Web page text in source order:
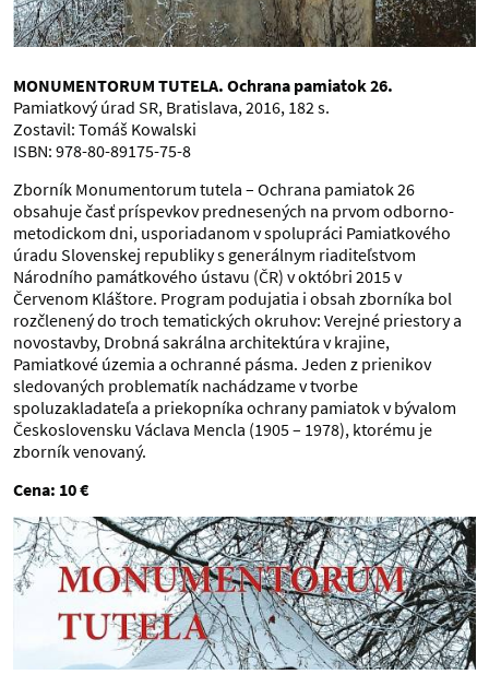
MONUMENTORUM TUTELA. Ochrana pamiatok 26.
Pamiatkový úrad SR, Bratislava, 2016, 182 s.
Zostavil: Tomáš Kowalski
ISBN: 978-80-89175-75-8
Zborník Monumentorum tutela – Ochrana pamiatok 26
obsahuje časť príspevkov prednesených na prvom odborno-
metodickom dni, usporiadanom v spolupráci Pamiatkového
úradu Slovenskej republiky s generálnym riaditeľstvom
Národního památkového ústavu (ČR) v októbri 2015 v
Červenom Kláštore. Program podujatia i obsah zborníka bol
rozčlenený do troch tematických okruhov: Verejné priestory a
novostavby, Drobná sakrálna architektúra v krajine,
Pamiatkové územia a ochranné pásma. Jeden z prienikov
sledovaných problematík nachádzame v tvorbe
spoluzakladateľa a priekopníka ochrany pamiatok v bývalom
Československu Václava Mencla (1905 – 1978), ktorému je
zborník venovaný.
Cena: 10 €